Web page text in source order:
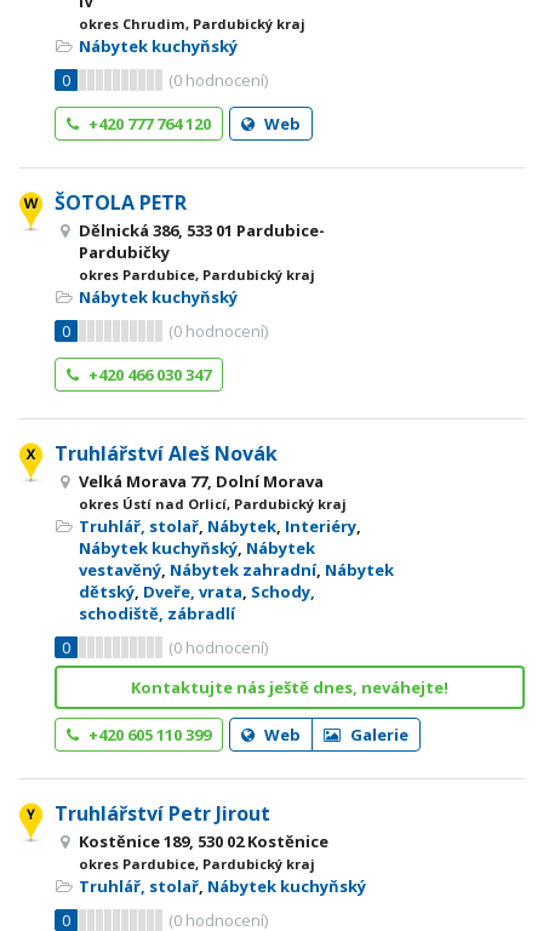
okres Chrudim, Pardubický kraj
Nábytek kuchyňský
0
(0 hodnocení)
+420 777 764 120
Web
ŠOTOLA PETR
Dělnická 386, 533 01 Pardubice-
Pardubičky
okres Pardubice, Pardubický kraj
Nábytek kuchyňský
0
(0 hodnocení)
+420 466 030 347
Truhlářství Aleš Novák
Velká Morava 77, Dolní Morava
okres Ústí nad Orlicí, Pardubický kraj
Truhlář, stolař, Nábytek, Interiéry,
Nábytek kuchyňský, Nábytek
vestavěný, Nábytek zahradní, Nábytek
dětský, Dveře, vrata, Schody,
schodiště, zábradlí
0
(0 hodnocení)
Kontaktujte nás ještě dnes, neváhejte!
+420 605 110 399 Web Galerie
Truhlářství Petr Jirout
Kostěnice 189, 530 02 Kostěnice
okres Pardubice, Pardubický kraj
Truhlář, stolař, Nábytek kuchyňský
0
(0 hodnocení)